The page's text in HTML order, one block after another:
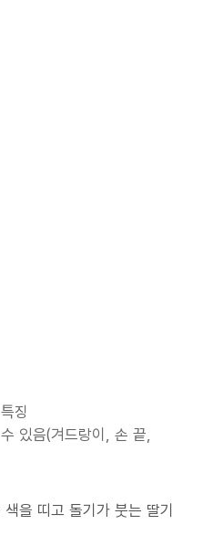
징
있음(겨드랑이, 손 끝,
을 띠고 돌기가 붓는 딸기